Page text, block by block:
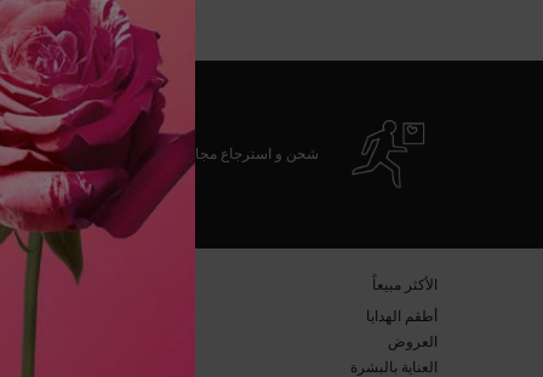
شحن و استرجاع مجاني
​الأكثر مبيعاً​
أطقم الهدايا​
العروض​
العناية بالبشرة​